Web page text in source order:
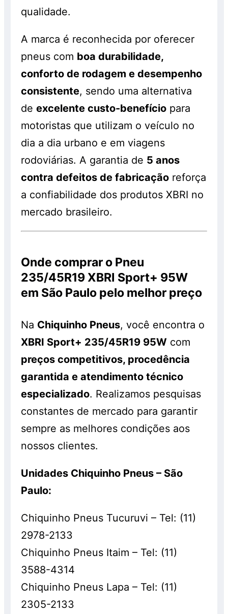
qualidade.
A marca é reconhecida por oferecer
pneus com boa durabilidade,
conforto de rodagem e desempenho
consistente, sendo uma alternativa
deexcelente custo-benefício para
motoristas que utilizam o veículo no
dia a dia urbano e em viagens
rodoviárias. A garantia de 5 anos
contra defeitos de fabricação reforça
a confiabilidade dos produtos XBRI no
mercado brasileiro.
Onde comprar o Pneu
235/45R19 XBRI Sport+ 95W
em São Paulo pelo melhor preço
Na Chiquinho Pneus, você encontra o
XBRI Sport+ 235/45R19 95W com
preços competitivos, procedência
garantida e atendimento técnico
especializado. Realizamos pesquisas
constantes de mercado para garantir
sempre as melhores condições aos
nossos clientes.
Unidades Chiquinho Pneus – São
Paulo:
Chiquinho Pneus Tucuruvi – Tel: (11)
2978-2133
Chiquinho Pneus Itaim – Tel: (11)
3588-4314
Chiquinho Pneus Lapa – Tel: (11)
2305-2133